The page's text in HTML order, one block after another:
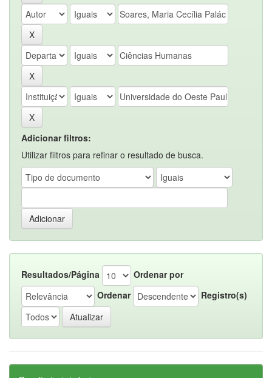
Adicionar filtros:
Utilizar filtros para refinar o resultado de busca.
Resultados/Página
Ordenar por
Ordenar
Registro(s)